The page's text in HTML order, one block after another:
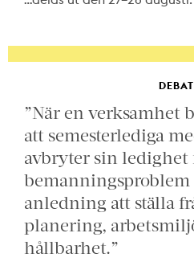
”När en verksamhet
att semesterlediga
avbryter sin ledighet
anledning att ställa
planering,
hållbarhet.”